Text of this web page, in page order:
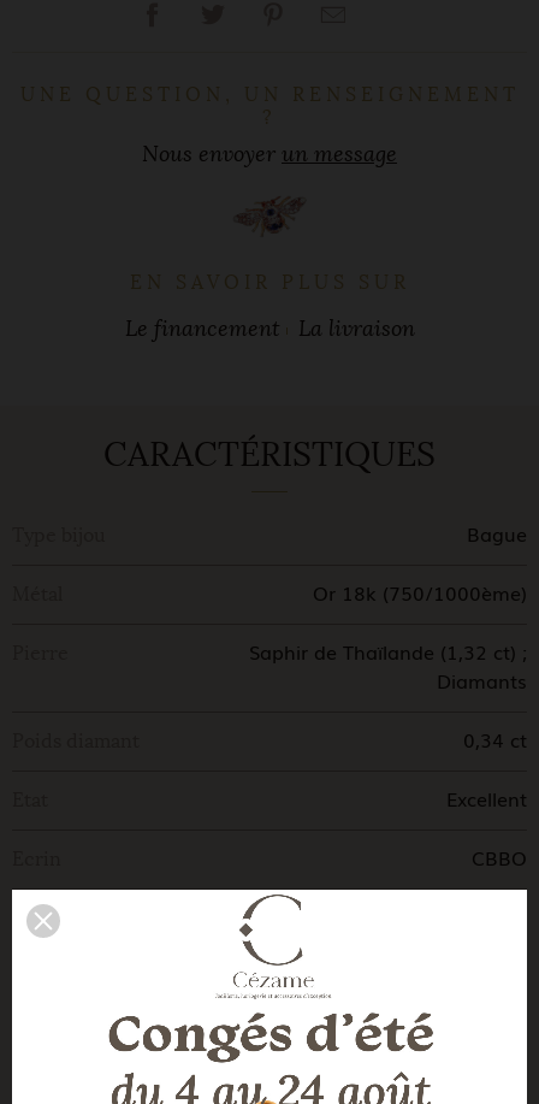
UNE QUESTION, UN RENSEIGNEMENT
?
Nous envoyer un message
EN SAVOIR PLUS SUR
Le financement La livraison
CARACTÉRISTIQUES
Bague
Or 18k (750/1000ème)
Saphir de Thaïlande (1,32 ct) ;
Diamants
0,34 ct
Excellent
CBBO
Certificat
Commentaires
Poinçon tête d'aigle - Fabrication